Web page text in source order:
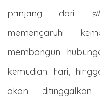
panjang dari
memengaruhi
membangun
kemudian hari,
akan